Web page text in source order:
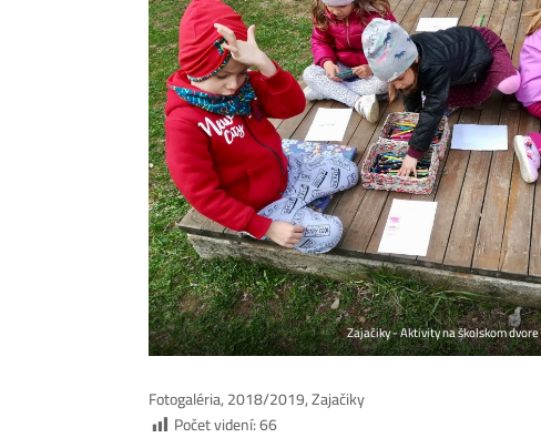
Zajačiky - Aktivity na školskom dvore
Fotogaléria, 2018/2019, Zajačiky
Počet videní:66